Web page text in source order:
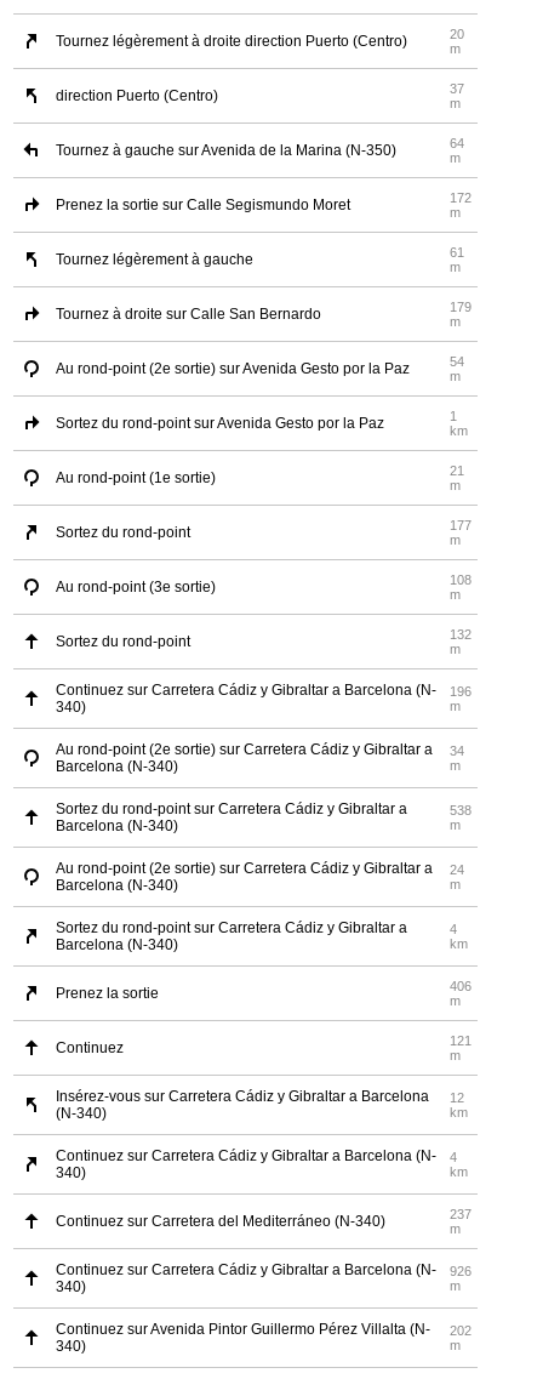
Tournez légèrement à droite direction Puerto (Centro)
20
m
direction Puerto (Centro)
37
m
Tournez à gauche sur Avenida de la Marina (N-350)
64
m
Prenez la sortie sur Calle Segismundo Moret
172
m
Tournez légèrement à gauche
61
m
Tournez à droite sur Calle San Bernardo
179
m
Au rond-point (2e sortie) sur Avenida Gesto por la Paz
54
m
Sortez du rond-point sur Avenida Gesto por la Paz
1
km
Au rond-point (1e sortie)
21
m
Sortez du rond-point
177
m
Au rond-point (3e sortie)
108
m
Sortez du rond-point
132
m
Continuez sur Carretera Cádiz y Gibraltar a Barcelona (N-
340)
196
m
Au rond-point (2e sortie) sur Carretera Cádiz y Gibraltar a
Barcelona (N-340)
34
m
Sortez du rond-point sur Carretera Cádiz y Gibraltar a
Barcelona (N-340)
538
m
Au rond-point (2e sortie) sur Carretera Cádiz y Gibraltar a
Barcelona (N-340)
24
m
Sortez du rond-point sur Carretera Cádiz y Gibraltar a
Barcelona (N-340)
4
km
Prenez la sortie
406
m
Continuez
121
m
Insérez-vous sur Carretera Cádiz y Gibraltar a Barcelona
(N-340)
12
km
Continuez sur Carretera Cádiz y Gibraltar a Barcelona (N-
340)
4
km
Continuez sur Carretera del Mediterráneo (N-340)
237
m
Continuez sur Carretera Cádiz y Gibraltar a Barcelona (N-
340)
926
m
Continuez sur Avenida Pintor Guillermo Pérez Villalta (N-
340)
202
m